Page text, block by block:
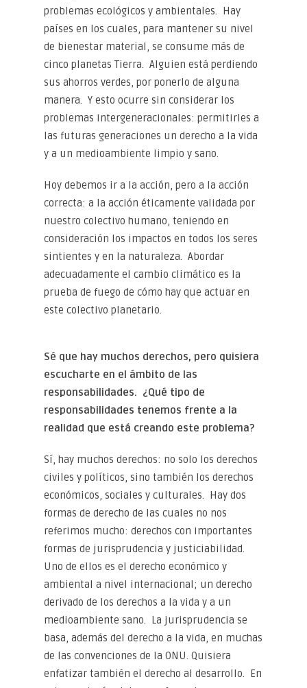
problemas ecológicos y ambientales. Hay
países en los cuales, para mantener su nivel
de bienestar material, se consume más de
cinco planetas Tierra. Alguien está perdiendo
sus ahorros verdes, por ponerlo de alguna
manera. Y esto ocurre sin considerar los
problemas intergeneracionales: permitirles a
las futuras generaciones un derecho a la vida
y a un medioambiente limpio y sano.
Hoy debemos ir a la acción, pero a la acción
correcta: a la acción éticamente validada por
nuestro colectivo humano, teniendo en
consideración los impactos en todos los seres
sintientes y en la naturaleza. Abordar
adecuadamente el cambio climático es la
prueba de fuego de cómo hay que actuar en
este colectivo planetario.
Sé que hay muchos derechos, pero quisiera
escucharte en el ámbito de las
responsabilidades. ¿Qué tipo de
responsabilidades tenemos frente a la
realidad que está creando este problema?
Sí, hay muchos derechos: no solo los derechos
civiles y políticos, sino también los derechos
económicos, sociales y culturales. Hay dos
formas de derecho de las cuales no nos
referimos mucho: derechos con importantes
formas de jurisprudencia y justiciabilidad.
Uno de ellos es el derecho económico y
ambiental a nivel internacional; un derecho
derivado de los derechos a la vida y a un
medioambiente sano. La jurisprudencia se
basa, además del derecho a la vida, en muchas
de las convenciones de la ONU. Quisiera
enfatizar también el derecho al desarrollo. En